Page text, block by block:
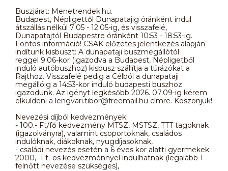
Buszjárat: Menetrendek.hu.
Budapest, Népligettől Dunapatajig óránként indul
átszállás nélkül 7:05 - 12:05-ig, és visszafelé,
Dunapatajtól Budapestre óránként 10:53 - 18:53-ig.
Fontos információ! CSAK előzetes jelentkezés alapján
indítunk kisbuszt: A dunapataji buszmegállótól
reggel 9:06-kor (igazodva a Budapest, Népligetből
induló autóbuszhoz) kisbusz szállítja a túrázókat a
Rajthoz. Visszafelé pedig a Célból a dunapataji
megállóig a 14:53-kor induló budapesti buszhoz
igazodunk. Az igényt legkésőbb 2026. 07.09-ig kérem
elküldeni a lengvari.tibor@freemail.hu címre. Köszönjük!
Nevezési díjból kedvezmények:
- 100.- Ft/fő kedvezmény MTSZ, MSTSZ, TTT tagoknak
(igazolványra), valamint csoportoknak, családos
indulóknak, diákoknak, nyugdíjasoknak,
- családi nevezés esetén a 6 éves kor alatti gyermekek
2000,- Ft.-os kedvezménnyel indulhatnak (legalább 1
felnőtt nevezése szükséges),